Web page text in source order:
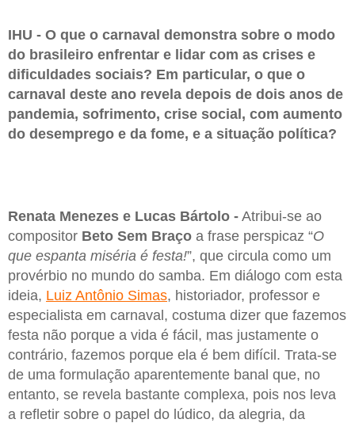
IHU - O que o carnaval demonstra sobre o modo
do brasileiro enfrentar e lidar com as crises e
dificuldades sociais? Em particular, o que o
carnaval deste ano revela depois de dois anos de
pandemia, sofrimento, crise social, com aumento
do desemprego e da fome, e a situação política?
Renata Menezes e Lucas Bártolo - Atribui-se ao
compositor Beto Sem Braço a frase perspicaz “O
que espanta miséria é festa!”, que circula como um
provérbio no mundo do samba. Em diálogo com esta
ideia, Luiz Antônio Simas, historiador, professor e
especialista em carnaval, costuma dizer que fazemos
festa não porque a vida é fácil, mas justamente o
contrário, fazemos porque ela é bem difícil. Trata-se
de uma formulação aparentemente banal que, no
entanto, se revela bastante complexa, pois nos leva
a refletir sobre o papel do lúdico, da alegria, da